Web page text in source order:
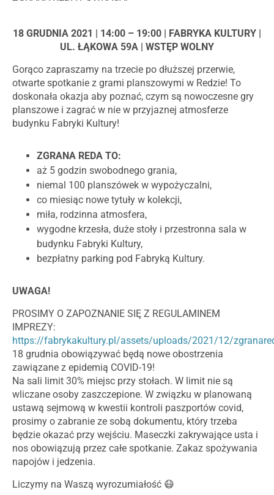
18 GRUDNIA 2021 | 14:00 – 19:00 | FABRYKA KULTURY |
UL. ŁĄKOWA 59A | WSTĘP WOLNY
Gorąco zapraszamy na trzecie po dłuższej przerwie,
otwarte spotkanie z grami planszowymi w Redzie! To
doskonała okazja aby poznać, czym są nowoczesne gry
planszowe i zagrać w nie w przyjaznej atmosferze
budynku Fabryki Kultury!
ZGRANA REDA TO:
aż 5 godzin swobodnego grania,
niemal 100 planszówek w wypożyczalni,
co miesiąc nowe tytuły w kolekcji,
miła, rodzinna atmosfera,
wygodne krzesła, duże stoły i przestronna sala w
budynku Fabryki Kultury,
bezpłatny parking pod Fabryką Kultury.
UWAGA!
PROSIMY O ZAPOZNANIE SIĘ Z REGULAMINEM
IMPREZY:
https://fabrykakultury.pl/assets/uploads/2021/12/
18 grudnia obowiązywać będą nowe obostrzenia
zawiązane z epidemią COVID-19!
Na sali limit 30% miejsc przy stołach. W limit nie są
wliczane osoby zaszczepione. W związku w planowaną
ustawą sejmową w kwestii kontroli paszportów covid,
prosimy o zabranie ze sobą dokumentu, który trzeba
będzie okazać przy wejściu. Maseczki zakrywające usta i
nos obowiązują przez całe spotkanie. Zakaz spożywania
napojów i jedzenia.
Liczymy na Waszą wyrozumiałość 😷